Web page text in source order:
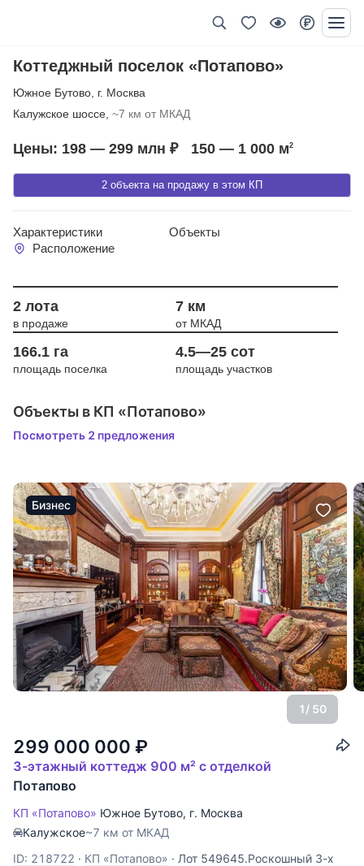
Коттеджный поселок «Потапово»
Южное Бутово г. Москва
Калужское шоссе, ~7 км от МКАД
2 объекта на продажу в этом КП
Цены: 198 — 299 млн ₽ 150 — 1 000 м2
Характеристики
Объекты
Расположение
2 лота
в продаже
7 км
от МКАД
166.1 га
площадь поселка
4.5—25 сот
площадь участков
Объекты в КП «Потапово»
Посмотреть 2 предложения
Бизнес
1/ 50
299 000 000 ₽
3-этажный коттедж 900 м² с отделкой
Потапово
КП «Потапово» Южное Бутово, г. Москва
Калужское~7 км от МКАД
ID: 218722 · КП «Потапово» · Лот 549645.Роскошный 3-х